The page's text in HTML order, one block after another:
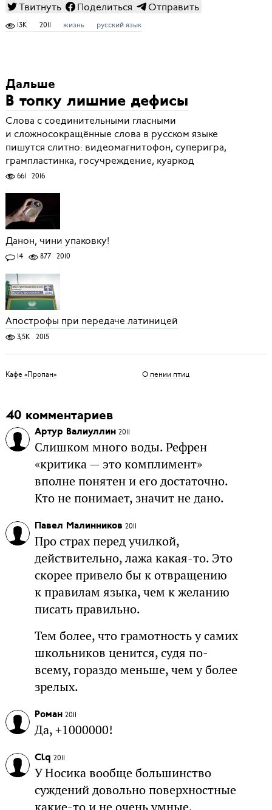
Твитнуть
Поделиться Отправить
13K 2011 жизнь русский язык
Дальше
В топку лишние дефисы
Слова с соединительными гласными
и сложносокращённые слова в русском языке
пишутся слитно: видеомагнитофон, суперигра,
грампластинка, госучреждение, куаркод
661 2016
Данон, чини упаковку!
14 877 2010
Апострофы при передаче латиницей
3,5K 2015
Кафе «Пропан» О пении птиц
40 комментариев
Артур Валиуллин 2011
Слишком много воды. Рефрен
«критика — это комплимент»
вполне понятен и его достаточно.
Кто не понимает, значит не дано.
Павел Малинников 2011
Про страх перед училкой,
действительно, лажа какая-то. Это
скорее привело бы к отвращению
к правилам языка, чем к желанию
писать правильно.
Тем более, что грамотность у самих
школьников ценится, судя по-
всему, гораздо меньше, чем у более
зрелых.
Роман 2011
Да, +1000000!
Clq 2011
У Носика вообще большинство
суждений довольно поверхностные